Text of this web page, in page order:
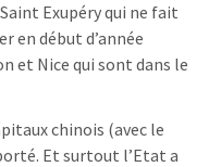
Exupéry qui ne fait
en début d’année
et Nice qui sont dans le
chinois (avec le
Et surtout l’Etat a